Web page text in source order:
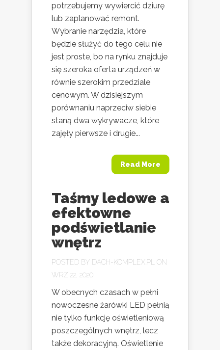
potrzebujemy wywiercić dziurę
lub zaplanować remont.
Wybranie narzędzia, które
będzie służyć do tego celu nie
jest proste, bo na rynku znajduje
się szeroka oferta urządzeń w
równie szerokim przedziale
cenowym. W dzisiejszym
porównaniu naprzeciw siebie
staną dwa wykrywacze, które
zajęły pierwsze i drugie...
Read More
Taśmy ledowe a
efektowne
podświetlanie
wnętrz
POSTED BY DACH-KOMPLEX.PL
ON
WRZ 22, 2020
W obecnych czasach w pełni
nowoczesne żarówki LED pełnią
nie tylko funkcję oświetleniową
poszczególnych wnętrz, lecz
także dekoracyjną. Oświetlenie